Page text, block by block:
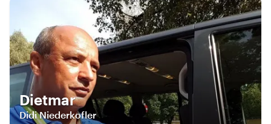
Dietmar
Didi Niederkofler